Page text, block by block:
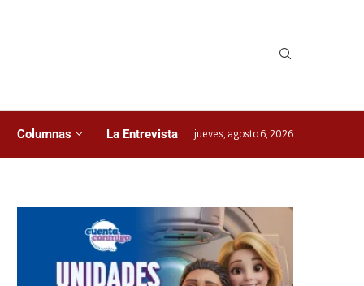
Columnas La Entrevista jueves, agosto 6, 2026